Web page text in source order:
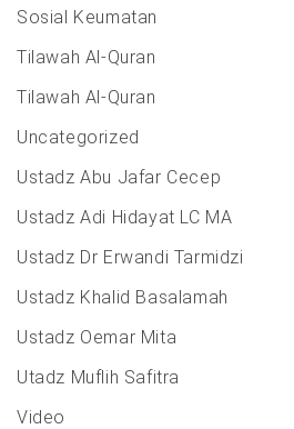
Sosial Keumatan
Tilawah Al-Quran
Tilawah Al-Quran
Uncategorized
Ustadz Abu Jafar Cecep
Ustadz Adi Hidayat LC MA
Ustadz Dr Erwandi Tarmidzi
Ustadz Khalid Basalamah
Ustadz Oemar Mita
Utadz Muflih Safitra
Video